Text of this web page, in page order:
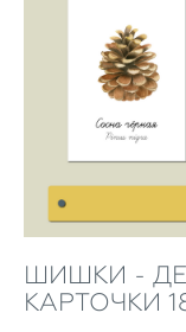
ШИШКИ -
КАРТОЧКИ